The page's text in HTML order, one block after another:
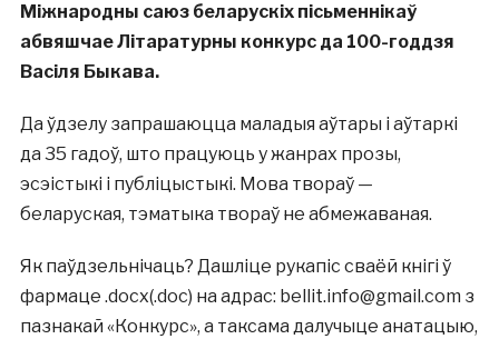
Міжнародны саюз беларускіх пісьменнікаў
абвяшчае Літаратурны конкурс да 100-годдзя
Васіля Быкава.
Да ўдзелу запрашаюцца маладыя аўтары і аўтаркі
да 35 гадоў, што працуюць у жанрах прозы,
эсэістыкі і публіцыстыкі. Мова твораў —
беларуская, тэматыка твораў не абмежаваная.
Як паўдзельнічаць? Дашліце рукапіс сваёй кнігі ў
фармаце .docx(.doc) на адрас: bellit.info@gmail.com з
пазнакай «Конкурс», а таксама далучыце анатацыю,